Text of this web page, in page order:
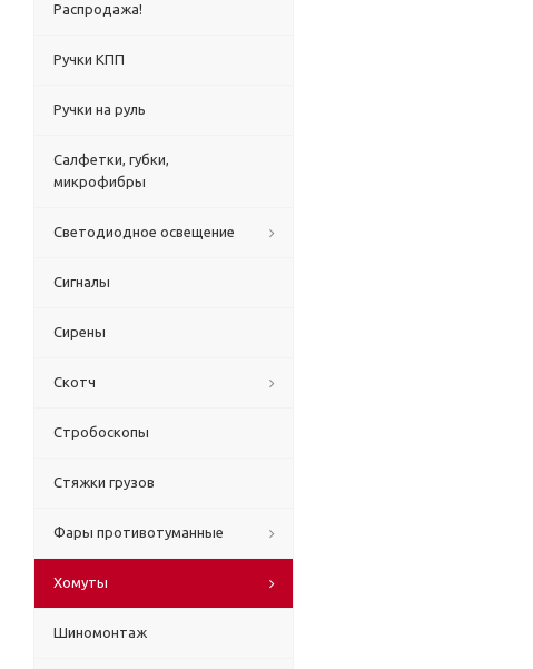
Распродажа!
Ручки КПП
Ручки на руль
Салфетки, губки,
микрофибры
Светодиодное освещение
Сигналы
Сирены
Скотч
Стробоскопы
Стяжки грузов
Фары противотуманные
Хомуты
Шиномонтаж